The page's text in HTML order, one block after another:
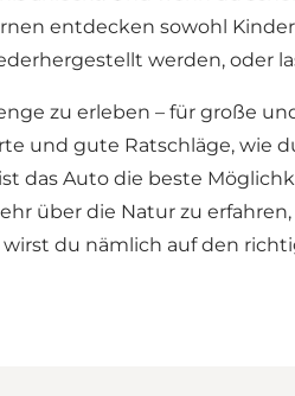
entdecken sowohl
werden, oder
zu erleben – für große
und gute Ratschläge, wie
das Auto die beste
über die Natur zu
wirst du nämlich auf den